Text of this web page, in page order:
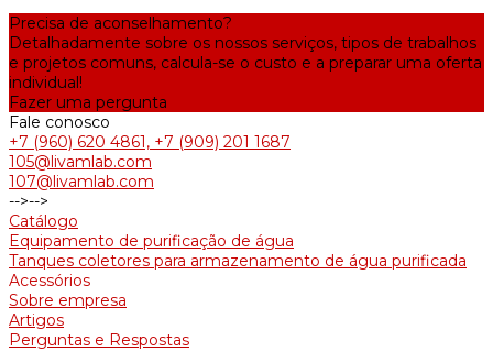
Precisa de aconselhamento?
Detalhadamente sobre os nossos serviços, tipos de trabalhos
e projetos comuns, calcula-se o custo e a preparar uma oferta
individual!
Fazer uma pergunta
Fale conosco
+7 (960) 620 4861, +7 (909) 201 1687
105@livamlab.com
107@livamlab.com
-->-->
Catálogo
Equipamento de purificação de água
Tanques coletores para armazenamento de água purificada
Acessórios
Sobre empresa
Artigos
Perguntas e Respostas